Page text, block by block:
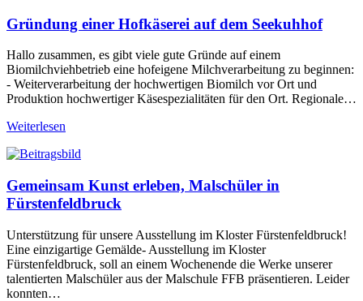
Gründung einer Hofkäserei auf dem Seekuhhof
Hallo zusammen, es gibt viele gute Gründe auf einem
Biomilchviehbetrieb eine hofeigene Milchverarbeitung zu beginnen:
- Weiterverarbeitung der hochwertigen Biomilch vor Ort und
Produktion hochwertiger Käsespezialitäten für den Ort. Regionale…
Weiterlesen
Gemeinsam Kunst erleben, Malschüler in
Fürstenfeldbruck
Unterstützung für unsere Ausstellung im Kloster Fürstenfeldbruck!
Eine einzigartige Gemälde- Ausstellung im Kloster
Fürstenfeldbruck, soll an einem Wochenende die Werke unserer
talentierten Malschüler aus der Malschule FFB präsentieren. Leider
konnten…